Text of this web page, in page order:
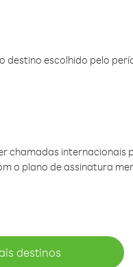
escolhido pelo
chamadas internacionais
o plano de assinatura
destinos